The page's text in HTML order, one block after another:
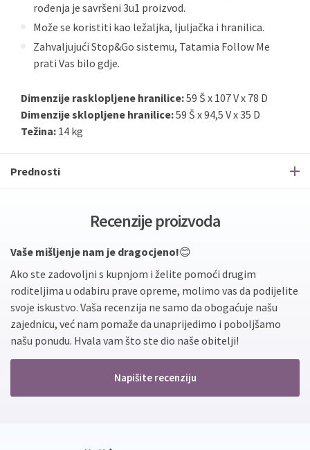
rođenja je savršeni 3u1 proizvod.
Može se koristiti kao ležaljka, ljuljačka i hranilica.
Zahvaljujući Stop&Go sistemu, Tatamia Follow Me
prati Vas bilo gdje.
Dimenzije rasklopljene hranilice:59 Š x 107 V x 78 D
Dimenzije sklopljene hranilice:59 Š x 94,5 V x 35 D
Težina: 14 kg
Prednosti
Recenzije proizvoda
Vaše mišljenje nam je dragocjeno!😊
Ako ste zadovoljni s kupnjom i želite pomoći drugim
roditeljima u odabiru prave opreme, molimo vas da podijelite
svoje iskustvo. Vaša recenzija ne samo da obogaćuje našu
zajednicu, već nam pomaže da unaprijedimo i poboljšamo
našu ponudu. Hvala vam što ste dio naše obitelji!
Napišite recenziju